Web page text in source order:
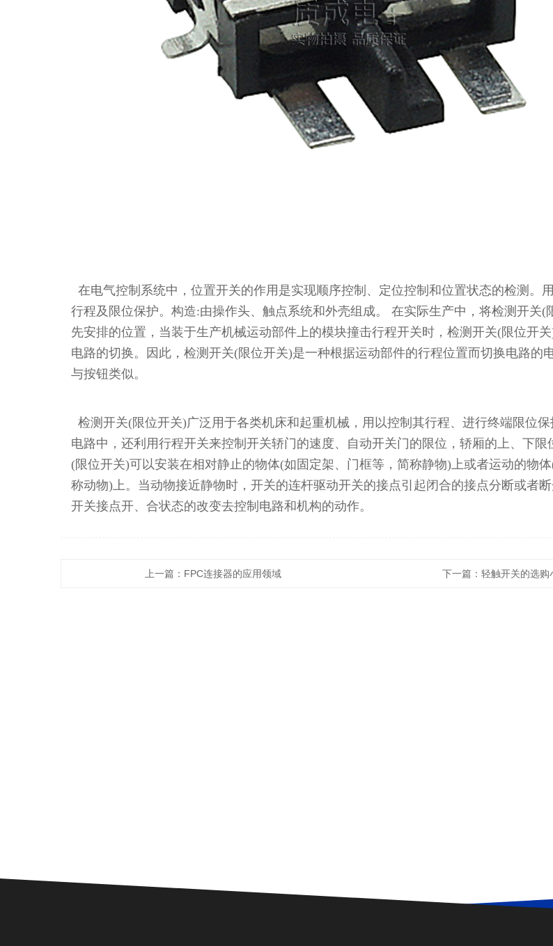
在电气控制系统中，位置开关的作用是实现顺序控制、定位控制和位置状态的检测。
行程及限位保护。构造:由操作头、触点系统和外壳组成。 在实际生产中，将检测开关(
先安排的位置，当装于生产机械运动部件上的模块撞击行程开关时，检测开关(限位开
电路的切换。因此，检测开关(限位开关)是一种根据运动部件的行程位置而切换电路的
与按钮类似。
检测开关(限位开关)广泛用于各类机床和起重机械，用以控制其行程、进行终端限位保
电路中，还利用行程开关来控制开关轿门的速度、自动开关门的限位，轿厢的上、下限
(限位开关)可以安装在相对静止的物体(如固定架、门框等，简称静物)上或者运动的物
称动物)上。当动物接近静物时，开关的连杆驱动开关的接点引起闭合的接点分断或者
开关接点开、合状态的改变去控制电路和机构的动作。
上一篇： FPC连接器的应用领域 下一篇： 轻触开关的选购